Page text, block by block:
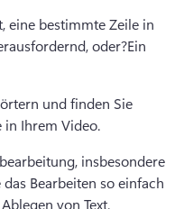
eine bestimmte Zeile in
oder?Ein
und finden Sie
Ihrem Video.
insbesondere
Bearbeiten so einfach
von Text.